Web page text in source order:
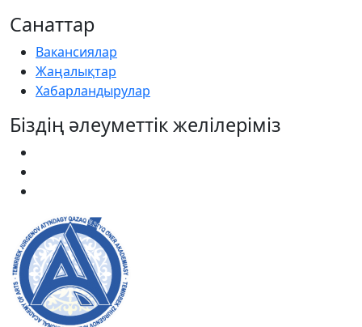
Санаттар
Вакансиялар
Жаңалықтар
Хабарландырулар
Біздің әлеуметтік желілеріміз